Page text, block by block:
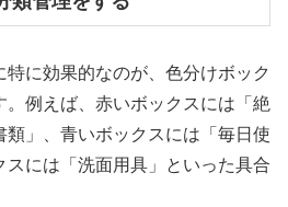
に効果的なのが、色分けボック
。例えば、赤いボックスには「絶
類」、青いボックスには「毎日使
スには「洗面用具」といった具合